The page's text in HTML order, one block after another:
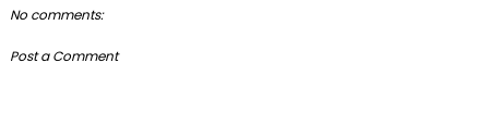
No comments:
Post a Comment